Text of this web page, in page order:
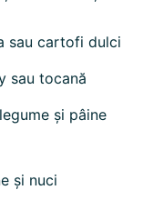
sau cartofi dulci
sau tocană
și pâine
și nuci